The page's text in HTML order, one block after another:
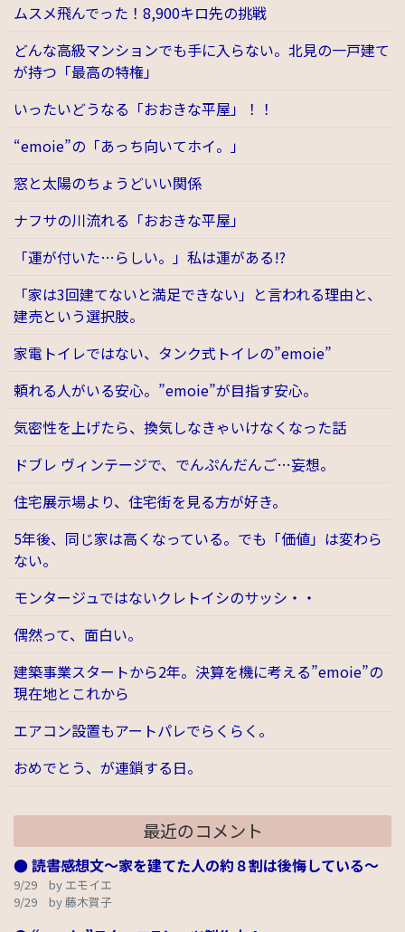
ムスメ飛んでった！8,900キロ先の挑戦
どんな高級マンションでも手に入らない。北見の一戸建て
が持つ「最高の特権」
いったいどうなる「おおきな平屋」！！
“emoie”の「あっち向いてホイ。」
窓と太陽のちょうどいい関係
ナフサの川流れる「おおきな平屋」
「運が付いた…らしい。」私は運がある!?
「家は3回建てないと満足できない」と言われる理由と、
建売という選択肢。
家電トイレではない、タンク式トイレの”emoie”
頼れる人がいる安心。”emoie”が目指す安心。
気密性を上げたら、換気しなきゃいけなくなった話
ドブレ ヴィンテージで、でんぷんだんご…妄想。
住宅展示場より、住宅街を見る方が好き。
5年後、同じ家は高くなっている。でも「価値」は変わら
ない。
モンタージュではないクレトイシのサッシ・・
偶然って、面白い。
建築事業スタートから2年。決算を機に考える”emoie”の
現在地とこれから
エアコン設置もアートパレでらくらく。
おめでとう、が連鎖する日。
最近のコメント
● 読書感想文～家を建てた人の約８割は後悔している～
9/29 by エモイエ
9/29 by 藤木賀子